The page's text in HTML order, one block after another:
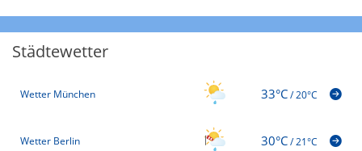
Städtewetter
Wetter München 33°C/20°C
Wetter Berlin 30°C/21°C